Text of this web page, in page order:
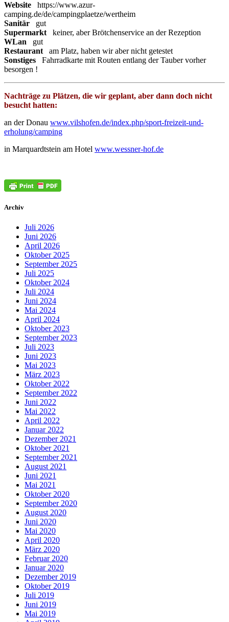
Website
https://www.azur-
camping.de/de/campingplaetze/wertheim
Sanitär
gut
Supermarkt
keiner, aber Brötchenservice an der Rezeption
WLan
gut
Restaurant
am Platz, haben wir aber nicht getestet
Sonstiges
Fahrradkarte mit Routen entlang der Tauber vorher
besorgen !
Nachträge zu Plätzen, die wir geplant, aber dann doch nicht
besucht hatten:
an der Donau www.vilshofen.de/index.php/sport-freizeit-und-
erholung/camping
in Marquardtstein am Hotel www.wessner-hof.de
Archiv
Juli 2026
Juni 2026
April 2026
Oktober 2025
September 2025
Juli 2025
Oktober 2024
Juli 2024
Juni 2024
Mai 2024
April 2024
Oktober 2023
September 2023
Juli 2023
Juni 2023
Mai 2023
März 2023
Oktober 2022
September 2022
Juni 2022
Mai 2022
April 2022
Januar 2022
Dezember 2021
Oktober 2021
September 2021
August 2021
Juni 2021
Mai 2021
Oktober 2020
September 2020
August 2020
Juni 2020
Mai 2020
April 2020
März 2020
Februar 2020
Januar 2020
Dezember 2019
Oktober 2019
Juli 2019
Juni 2019
Mai 2019